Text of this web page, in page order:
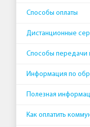
Способы оплаты
Дистанционные
Способы передачи
Информация по
Полезная
Как оплатить